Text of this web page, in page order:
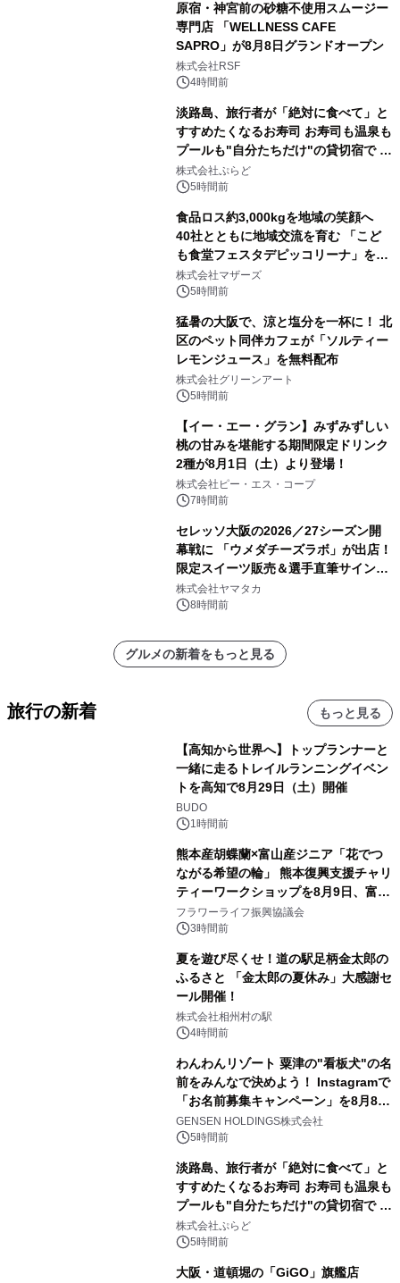
原宿・神宮前の砂糖不使用スムージー
専門店 「WELLNESS CAFE
SAPRO」が8月8日グランドオープン
株式会社RSF
4時間前
淡路島、旅行者が「絶対に食べて」と
すすめたくなるお寿司 お寿司も温泉も
プールも"自分たちだけ"の貸切宿で 1
日1組限定「岩屋温泉 絵島別庭 海と
森」の握り寿司プラン
株式会社ぷらど
5時間前
食品ロス約3,000kgを地域の笑顔へ
40社とともに地域交流を育む 「こど
も食堂フェスタデピッコリーナ」を9
月5日(土)開催
株式会社マザーズ
5時間前
猛暑の大阪で、涼と塩分を一杯に！ 北
区のペット同伴カフェが「ソルティー
レモンジュース」を無料配布
株式会社グリーンアート
5時間前
【イー・エー・グラン】みずみずしい
桃の甘みを堪能する期間限定ドリンク
2種が8月1日（土）より登場！
株式会社ピー・エス・コープ
7時間前
セレッソ大阪の2026／27シーズン開
幕戦に 「ウメダチーズラボ」が出店！
限定スイーツ販売＆選手直筆サイング
ッズが当たる抽選会を 8月8日に開催
株式会社ヤマタカ
8時間前
グルメの新着をもっと見る
旅行の新着 もっと見る
【高知から世界へ】トップランナーと
一緒に走るトレイルランニングイベン
トを高知で8月29日（土）開催
BUDO
1時間前
熊本産胡蝶蘭×富山産ジニア「花でつ
ながる希望の輪」 熊本復興支援チャリ
ティーワークショップを8月9日、富
山・射水で開催
フラワーライフ振興協議会
3時間前
夏を遊び尽くせ！道の駅足柄金太郎の
ふるさと 「金太郎の夏休み」大感謝セ
ール開催！
株式会社相州村の駅
4時間前
わんわんリゾート 粟津の"看板犬"の名
前をみんなで決めよう！ Instagramで
「お名前募集キャンペーン」を8月8日
(土)より開催
GENSEN HOLDINGS株式会社
5時間前
淡路島、旅行者が「絶対に食べて」と
すすめたくなるお寿司 お寿司も温泉も
プールも"自分たちだけ"の貸切宿で 1
日1組限定「岩屋温泉 絵島別庭 海と
森」の握り寿司プラン
株式会社ぷらど
5時間前
大阪・道頓堀の「GiGO」旗艦店